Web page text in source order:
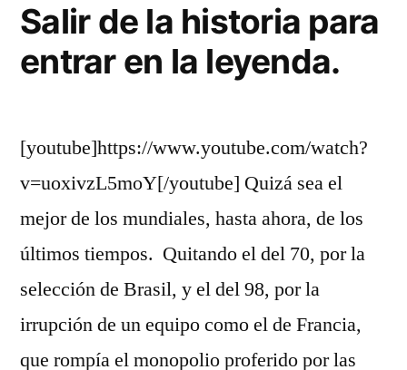
Salir de la historia para
entrar en la leyenda.
[youtube]https://www.youtube.com/watch?
v=uoxivzL5moY[/youtube] Quizá sea el
mejor de los mundiales, hasta ahora, de los
últimos tiempos. Quitando el del 70, por la
selección de Brasil, y el del 98, por la
irrupción de un equipo como el de Francia,
que rompía el monopolio proferido por las